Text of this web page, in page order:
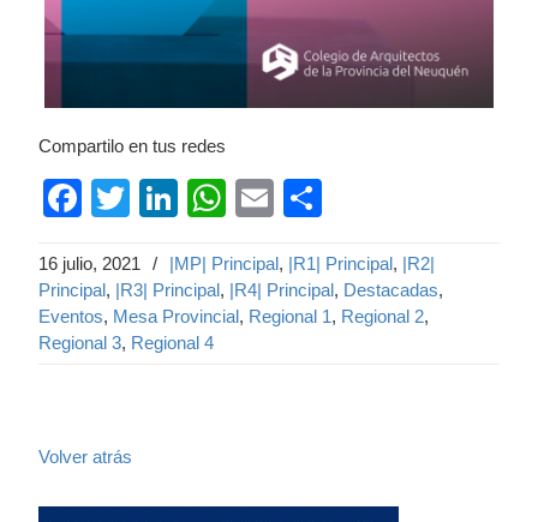
Compartilo en tus redes
Facebook
TwitterLinkedIn
WhatsApp
Email
16 julio, 2021 / |MP| Principal, |R1| Principal, |R2|
Principal, |R3| Principal, |R4| Principal, Destacadas,
Eventos, Mesa Provincial, Regional 1, Regional 2,
Regional 3, Regional 4
Volver atrás